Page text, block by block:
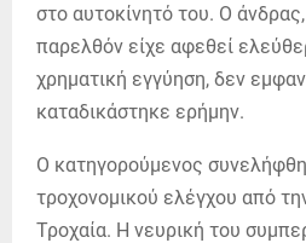
στο αυτοκίνητό του. Ο
παρελθόν είχε αφεθεί
χρηματική εγγύηση, δεν
καταδικάστηκε ερήμην.
Ο κατηγορούμενος
τροχονομικού ελέγχου από
Τροχαία. Η νευρική του